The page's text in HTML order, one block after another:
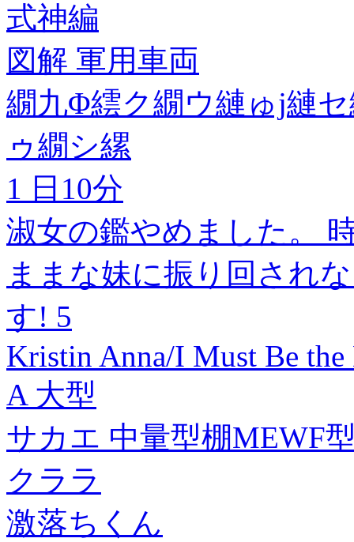
式神編
図解 軍用車両
繝九Φ繧ク繝ウ縺ゅj縺
ゥ繝シ縲
1 日10分
淑女の鑑やめました。
ままな妹に振り回され
す! 5
Kristin Anna/I Must Be
A 大型
サカエ 中量型棚MEWF
クララ
激落ちくん